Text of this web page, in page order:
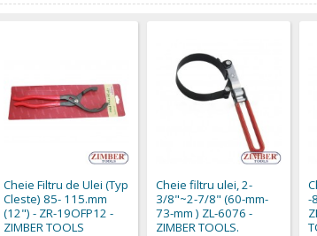
Cheie Filtru de Ulei (Typ
Cleste) 85- 115.mm
(12") - ZR-19OFP12 -
ZIMBER TOOLS
Cheie filtru ulei, 2-
3/8"~2-7/8" (60-mm-
73-mm ) ZL-6076 -
ZIMBER TOOLS.
-